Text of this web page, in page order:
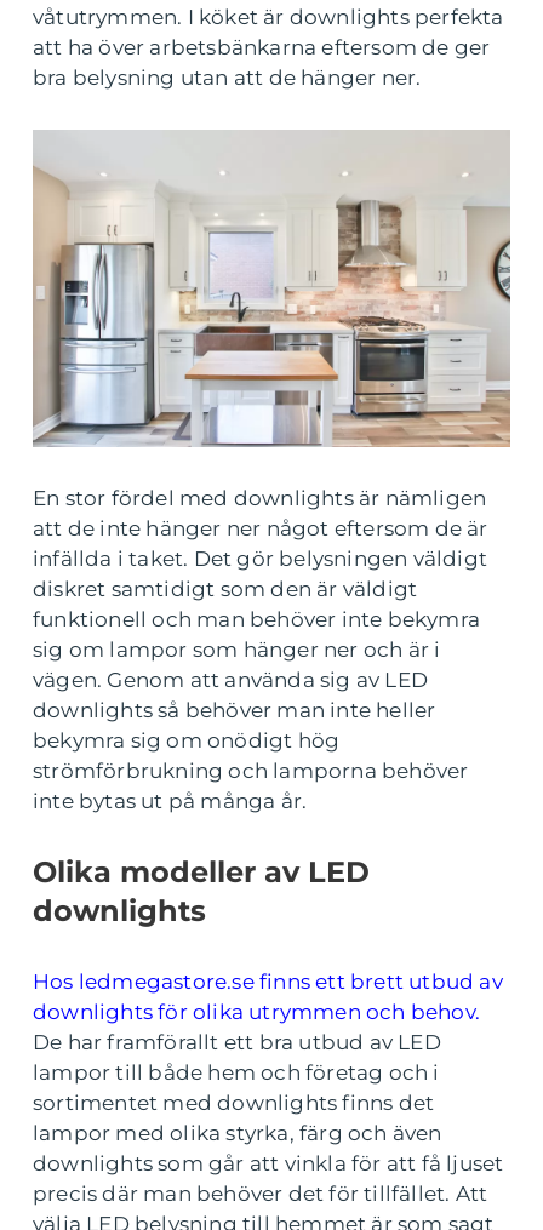
våtutrymmen. I köket är downlights perfekta
att ha över arbetsbänkarna eftersom de ger
bra belysning utan att de hänger ner.
En stor fördel med downlights är nämligen
att de inte hänger ner något eftersom de är
infällda i taket. Det gör belysningen väldigt
diskret samtidigt som den är väldigt
funktionell och man behöver inte bekymra
sig om lampor som hänger ner och är i
vägen. Genom att använda sig av LED
downlights så behöver man inte heller
bekymra sig om onödigt hög
strömförbrukning och lamporna behöver
inte bytas ut på många år.
Olika modeller av LED
downlights
Hos ledmegastore.se finns ett brett utbud av
downlights för olika utrymmen och behov.
De har framförallt ett bra utbud av LED
lampor till både hem och företag och i
sortimentet med downlights finns det
lampor med olika styrka, färg och även
downlights som går att vinkla för att få ljuset
precis där man behöver det för tillfället. Att
välja LED belysning till hemmet är som sagt